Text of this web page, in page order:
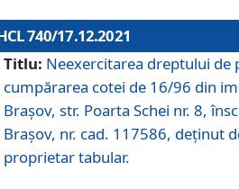
740/17.12.2021
Titlu: Neexercitarea dreptului
cumpărarea cotei de 16/96 din
Braşov, str. Poarta Schei nr. 8,
Brașov, nr. cad. 117586, deținut
proprietar tabular.